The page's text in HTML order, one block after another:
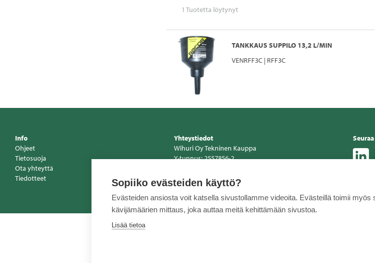
1 Tuotetta löytynyt
TANKKAUS SUPPILO 13,2 L/MIN
VENRFF3C | RFF3C
Info
Ohjeet
Tietosuoja
Ota yhteyttä
Tiedotteet
Yhteystiedot
Wihuri Oy Tekninen Kauppa
Y-tunnus: 2557856-2
www.tekninenkauppa.fi
Sopiiko evästeiden käyttö?
Evästeiden ansiosta voit katsella sivustollamme videoita. Evästeillä toimii myös
kävijämäärien mittaus, joka auttaa meitä kehittämään sivustoa.
Lisää tietoa